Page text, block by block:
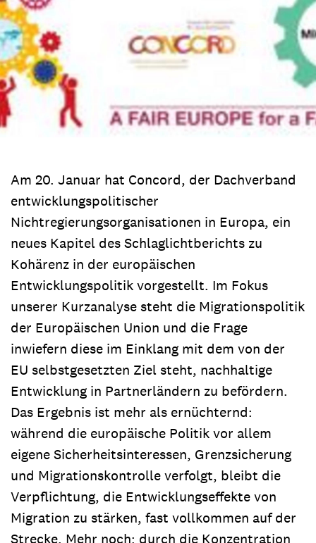
Am 20. Januar hat Concord, der Dachverband
entwicklungspolitischer
Nichtregierungsorganisationen in Europa, ein
neues Kapitel des Schlaglichtberichts zu
Kohärenz in der europäischen
Entwicklungspolitik vorgestellt. Im Fokus
unserer Kurzanalyse steht die Migrationspolitik
der Europäischen Union und die Frage
inwiefern diese im Einklang mit dem von der
EU selbstgesetzten Ziel steht, nachhaltige
Entwicklung in Partnerländern zu befördern.
Das Ergebnis ist mehr als ernüchternd:
während die europäische Politik vor allem
eigene Sicherheitsinteressen, Grenzsicherung
und Migrationskontrolle verfolgt, bleibt die
Verpflichtung, die Entwicklungseffekte von
Migration zu stärken, fast vollkommen auf der
Strecke. Mehr noch: durch die Konzentration